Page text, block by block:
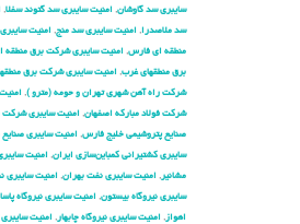
سایبری سد گاوشان, امنیت سایبری سد گتوند سفلا,
سد ملاصدرا, امنیت سایبری سد منج, امنیت
منطقه ای فارس, امنیت سایبری شركت برق منطقه
برق منطقهای غرب, امنیت سایبری شركت برق
شركت راه آهن شهری تهران و حومه (مترو ),
شرکت فولاد مبارکه اصفهان, امنیت سایبری شرکت
صنایع پتروشیمی خلیج فارس, امنیت سایبری
سایبری کشتیرانی کمباین‌سازی ایران, امنیت
مشانیر , امنیت سایبری نفت بهران, امنیت سایبری
سایبری نیروگاه بیستون, امنیت سایبری نیروگاه
اهواز , امنیت سایبری نیروگاه چابهار , امنیت